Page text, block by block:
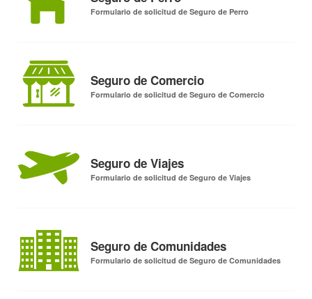
Formulario de solicitud de Seguro de Perro
Seguro de Comercio
Formulario de solicitud de Seguro de Comercio
Seguro de Viajes
Formulario de solicitud de Seguro de Viajes
Seguro de Comunidades
Formulario de solicitud de Seguro de Comunidades